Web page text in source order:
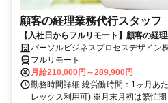
顧客の経理業務代行スタッフ
【入社日からフルリモート】顧客の経
パーソルビジネスプロセスデザイン
フルリモート
月給210,000円～289,900円
勤務時間詳細 総労働時間：1ヶ月あ
レックス利用可) ※月末月初は繁忙